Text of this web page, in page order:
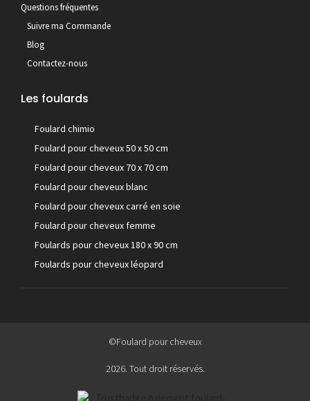
Questions fréquentes
Suivre ma Commande
Blog
Contactez-nous
Les foulards
Foulard chimio
Foulard pour cheveux 50 x 50 cm
Foulard pour cheveux 70 x 70 cm
Foulard pour cheveux blanc
Foulard pour cheveux carré en soie
Foulard pour cheveux femme
Foulards pour cheveux 180 x 90 cm
Foulards pour cheveux léopard
©Foulard pour cheveux
2026. Tout droit réservés.